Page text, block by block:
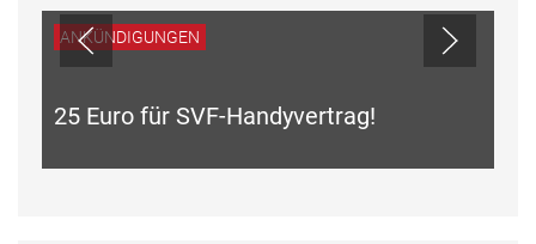
ANKÜNDIGUNGEN
25 Euro für SVF-Handyvertrag!